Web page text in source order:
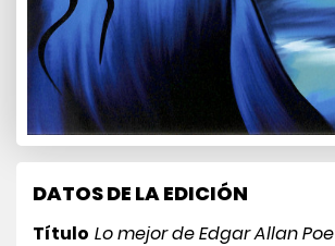
DATOS DE LA EDICIÓN
Título Lo mejor de Edgar Allan Poe